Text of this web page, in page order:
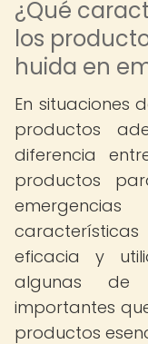
¿Qué
los
huida en
En situaciones
productos
diferencia
productos
eficacia y
algunas de
importantes
productos